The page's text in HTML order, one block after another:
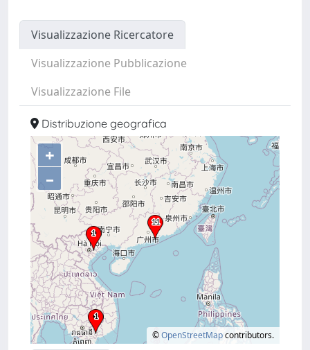
Visualizzazione Ricercatore
Visualizzazione Pubblicazione
Visualizzazione File
Distribuzione geografica
+
–
©OpenStreetMapcontributors.